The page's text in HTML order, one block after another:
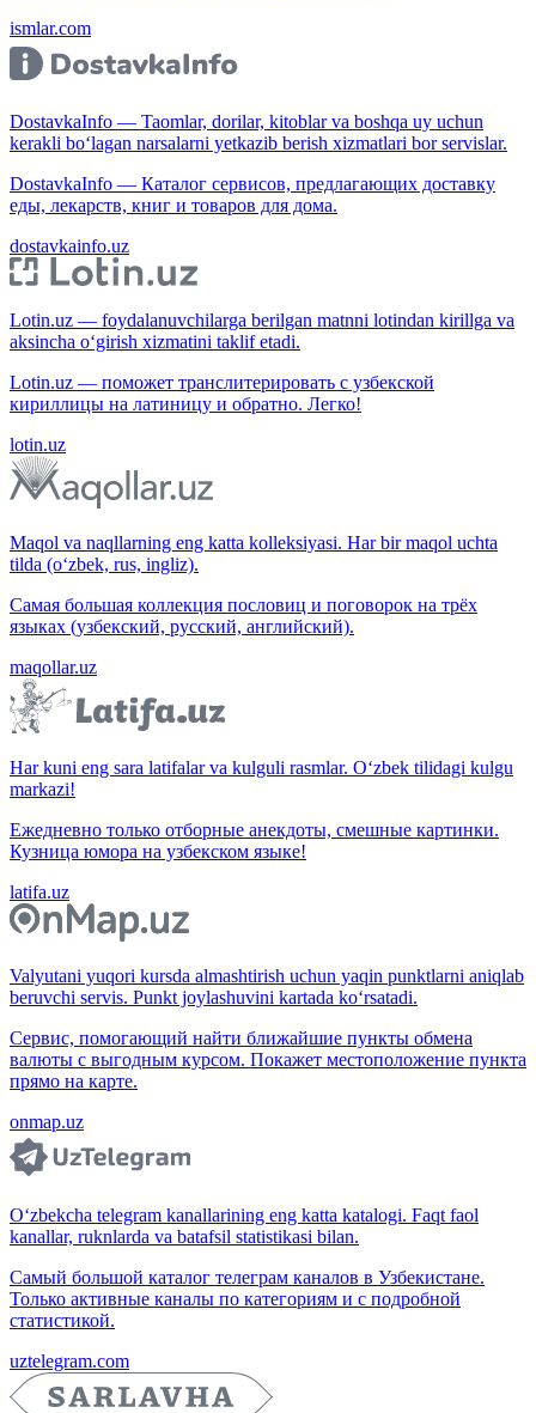
ismlar.com
DostavkaInfo — Taomlar, dorilar, kitoblar va boshqa uy uchun
kerakli bo‘lagan narsalarni yetkazib berish xizmatlari bor servislar.
DostavkaInfo — Каталог сервисов, предлагающих доставку
еды, лекарств, книг и товаров для дома.
dostavkainfo.uz
Lotin.uz — foydalanuvchilarga berilgan matnni lotindan kirillga va
aksincha o‘girish xizmatini taklif etadi.
Lotin.uz — поможет транслитерировать с узбекской
кириллицы на латиницу и обратно. Легко!
lotin.uz
Maqol va naqllarning eng katta kolleksiyasi. Har bir maqol uchta
tilda (o‘zbek, rus, ingliz).
Самая большая коллекция пословиц и поговорок на трёх
языках (узбекский, русский, английский).
maqollar.uz
Har kuni eng sara latifalar va kulguli rasmlar. O‘zbek tilidagi kulgu
markazi!
Ежедневно только отборные анекдоты, смешные картинки.
Кузница юмора на узбекском языке!
latifa.uz
Valyutani yuqori kursda almashtirish uchun yaqin punktlarni aniqlab
beruvchi servis. Punkt joylashuvini kartada ko‘rsatadi.
Сервис, помогающий найти ближайшие пункты обмена
валюты с выгодным курсом. Покажет местоположение пункта
прямо на карте.
onmap.uz
O‘zbekcha telegram kanallarining eng katta katalogi. Faqt faol
kanallar, ruknlarda va batafsil statistikasi bilan.
Самый большой каталог телеграм каналов в Узбекистане.
Только активные каналы по категориям и с подробной
статистикой.
uztelegram.com